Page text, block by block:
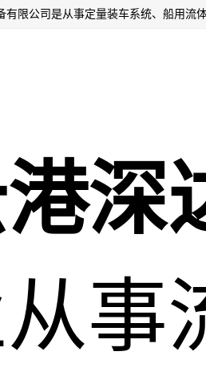
深
事